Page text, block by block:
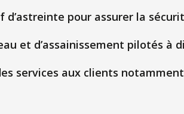
d’astreinte pour assurer la
et d’assainissement pilotés
services aux clients